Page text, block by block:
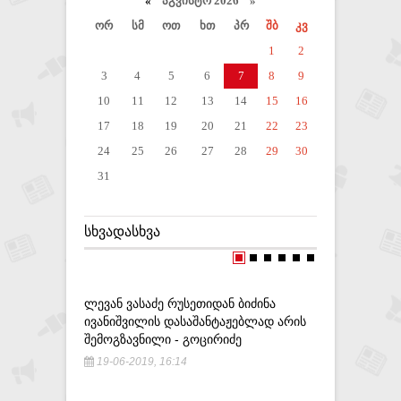
ორ
სმ ოთ ხთ პრ შბ
კვ
1
2
3
4 5 6 7 8
9
10
11 12 13 14 15
16
17
18 19 20 21 22
23
24
25 26 27 28 29
30
31
ᲡᲮᲕᲐᲓᲐᲡᲮᲕᲐ
ᲚᲔᲕᲐᲜ ᲕᲐᲡᲐᲫᲔ ᲠᲣᲡᲔᲗᲘᲓᲐᲜ ᲑᲘᲫᲘᲜᲐ
ᲘᲕᲐᲜᲘᲨᲕᲘᲚᲘᲡ ᲓᲐᲡᲐᲨᲐᲜᲢᲐᲟᲔᲑᲚᲐᲓ ᲐᲠᲘᲡ
ᲨᲔᲛᲝᲒᲖᲐᲕᲜᲘᲚᲘ - ᲒᲝᲪᲘᲠᲘᲫᲔ
19-06-2019, 16:14